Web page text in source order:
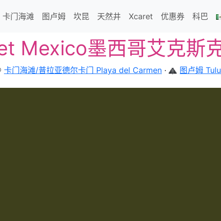
卡门海滩 图卢姆 坎昆 天然井 Xcaret 优惠券 科巴
Mexico墨西哥艾克斯
卡门海滩/普拉亚德尔卡门 Playa del Carmen · 图卢姆